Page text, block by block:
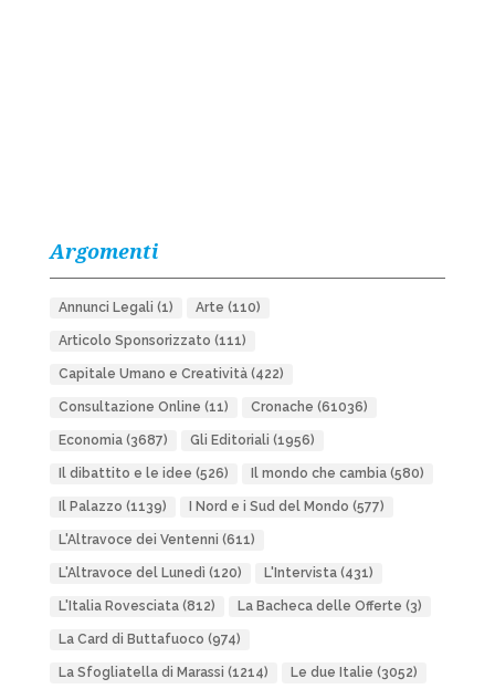
Argomenti
Annunci Legali (1) Arte (110)
Articolo Sponsorizzato (111)
Capitale Umano e Creatività(422)
Consultazione Online (11) Cronache (61036)
Economia(3687) Gli Editoriali (1956)
Il dibattito e le idee (526) Il mondo che cambia(580)
Il Palazzo (1139) I Nord e i Sud del Mondo (577)
L'Altravoce dei Ventenni (611)
L'Altravoce del Lunedì (120) L'Intervista(431)
L'Italia Rovesciata(812) La Bacheca delle Offerte (3)
La Card di Buttafuoco (974)
La Sfogliatella di Marassi (1214) Le due Italie (3052)